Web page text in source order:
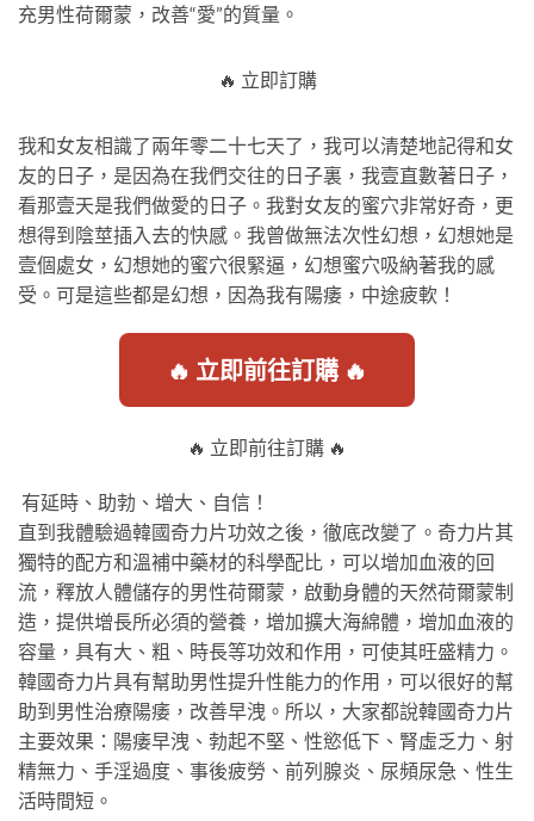
充男性荷爾蒙，改善“愛”的質量。
🔥 立即訂購
我和女友相識了兩年零二十七天了，我可以清楚地記得和女
友的日子，是因為在我們交往的日子裏，我壹直數著日子，
看那壹天是我們做愛的日子。我對女友的蜜穴非常好奇，更
想得到陰莖插入去的快感。我曾做無法次性幻想，幻想她是
壹個處女，幻想她的蜜穴很緊逼，幻想蜜穴吸納著我的感
受。可是這些都是幻想，因為我有陽痿，中途疲軟！
🔥 立即前往訂購 🔥
🔥 立即前往訂購 🔥
有延時、助勃、增大、自信！
直到我體驗過韓國奇力片功效之後，徹底改變了。奇力片其
獨特的配方和溫補中藥材的科學配比，可以增加血液的回
流，釋放人體儲存的男性荷爾蒙，啟動身體的天然荷爾蒙制
造，提供增長所必須的營養，增加擴大海綿體，增加血液的
容量，具有大、粗、時長等功效和作用，可使其旺盛精力。
韓國奇力片具有幫助男性提升性能力的作用，可以很好的幫
助到男性治療陽痿，改善早洩。所以，大家都說韓國奇力片
主要效果：陽痿早洩、勃起不堅、性慾低下、腎虛乏力、射
精無力、手淫過度、事後疲勞、前列腺炎、尿頻尿急、性生
活時間短。